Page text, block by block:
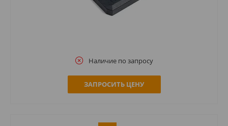
Наличие по запросу
ЗАПРОСИТЬ ЦЕНУ